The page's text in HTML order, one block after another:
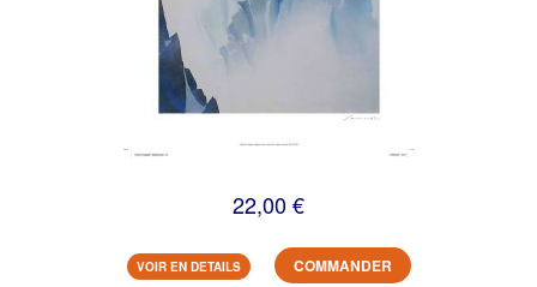
22,00 €
VOIR EN DETAILS COMMANDER